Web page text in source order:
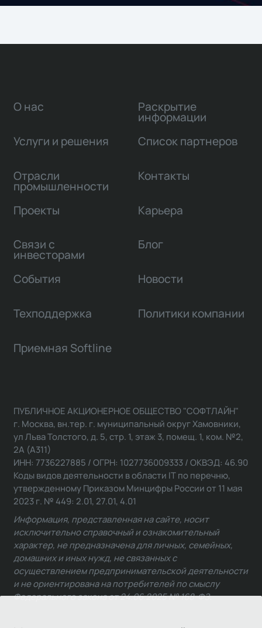
О нас
Услуги и решения
Отрасли
промышленности
Проекты
Связи с
инвесторами
Раскрытие
информации
Список партнеров
Контакты
Карьера
Блог
События Новости
Техподдержка Политики компании
Приемная Softline
ПУБЛИЧНОЕ АКЦИОНЕРНОЕ ОБЩЕСТВО "СОФТЛАЙН"
г. Москва, вн.тер. г. муниципальный округ Хамовники,
ул Льва Толстого, д. 5, стр. 1, этаж 3, помещ. 1, ком. №2,
2А (А311)
ИНН: 7736227885 / ОГРН: 1027736009333 / ОКВЭД: 46.90
Коды видов деятельности в области IT по перечню,
утвержденному Приказом Минцифры России от 11 мая
2023 г. № 449: 2.01, 27.01, 4.01
Информация, представленная на сайте, носит
исключительно справочный и ознакомительный
характер, не предназначена для личных, семейных,
домашних и иных нужд, не связанных с
осуществлением предпринимательской деятельности
и не ориентирована на потребителей по смыслу
Федерального закона от 24.06.2025 № 168-ФЗ.